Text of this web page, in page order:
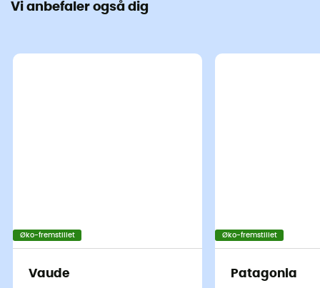
Vi anbefaler også dig
Øko-fremstillet
Vaude
Øko-fremstillet
Patagonia